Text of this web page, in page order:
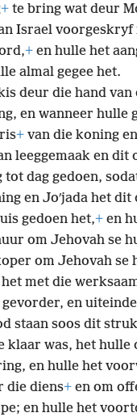
+ te bring wat deur
Israel voorgeskryf
+ en hulle het
almal gegee het.
deur die hand van
en wanneer hulle
+ van die koning
leeggemaak en dit
dag gedoen,
en Joʹjada het dit
gedoen het,+ en
om Jehovah se
om Jehovah se
met die
en
staan soos dit
klaar was, het hulle
en hulle het
die diens+ en om
en hulle het